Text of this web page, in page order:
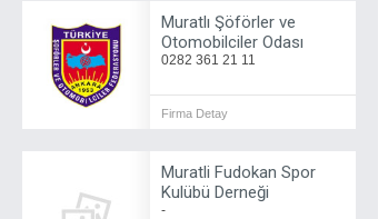
Muratlı Şöförler ve
Otomobilciler Odası
0282 361 21 11
Firma Detay
Muratli Fudokan Spor
Kulübü Derneği
-